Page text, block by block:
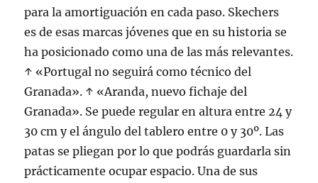
para la amortiguación en cada paso. Skechers
es de esas marcas jóvenes que en su historia se
ha posicionado como una de las más relevantes.
↑ «Portugal no seguirá como técnico del
Granada». ↑ «Aranda, nuevo fichaje del
Granada». Se puede regular en altura entre 24 y
30 cm y el ángulo del tablero entre 0 y 30º. Las
patas se pliegan por lo que podrás guardarla sin
prácticamente ocupar espacio. Una de sus